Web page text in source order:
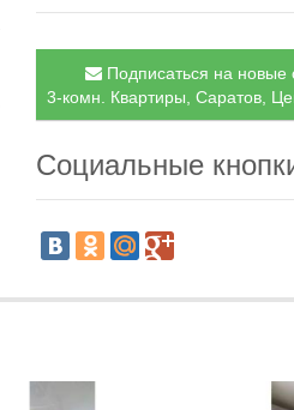
Подписаться на новые
3-комн. Квартиры, Саратов,
Социальные